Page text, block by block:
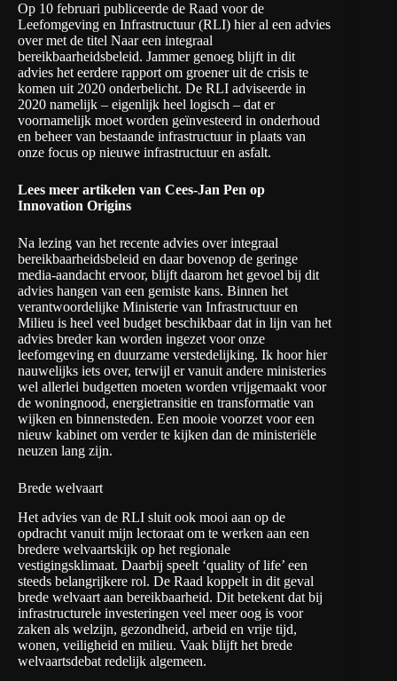
Op 10 februari publiceerde de Raad voor de
Leefomgeving en Infrastructuur (RLI) hier al een advies
over met de titel Naar een integraal
bereikbaarheidsbeleid. Jammer genoeg blijft in dit
advies het eerdere rapport om groener uit de crisis te
komen uit 2020 onderbelicht. De RLI adviseerde in
2020 namelijk – eigenlijk heel logisch – dat er
voornamelijk moet worden geïnvesteerd in onderhoud
en beheer van bestaande infrastructuur in plaats van
onze focus op nieuwe infrastructuur en asfalt.
Lees meer artikelen van Cees-Jan Pen op
Innovation Origins
Na lezing van het recente advies over integraal
bereikbaarheidsbeleid en daar bovenop de geringe
media-aandacht ervoor, blijft daarom het gevoel bij dit
advies hangen van een gemiste kans. Binnen het
verantwoordelijke Ministerie van Infrastructuur en
Milieu is heel veel budget beschikbaar dat in lijn van het
advies breder kan worden ingezet voor onze
leefomgeving en duurzame verstedelijking. Ik hoor hier
nauwelijks iets over, terwijl er vanuit andere ministeries
wel allerlei budgetten moeten worden vrijgemaakt voor
de woningnood, energietransitie en transformatie van
wijken en binnensteden. Een mooie voorzet voor een
nieuw kabinet om verder te kijken dan de ministeriële
neuzen lang zijn.
Brede welvaart
Het advies van de RLI sluit ook mooi aan op de
opdracht vanuit mijn lectoraat om te werken aan een
bredere welvaartskijk op het regionale
vestigingsklimaat. Daarbij speelt ‘quality of life’ een
steeds belangrijkere rol. De Raad koppelt in dit geval
brede welvaart aan bereikbaarheid. Dit betekent dat bij
infrastructurele investeringen veel meer oog is voor
zaken als welzijn, gezondheid, arbeid en vrije tijd,
wonen, veiligheid en milieu. Vaak blijft het brede
welvaartsdebat redelijk algemeen.